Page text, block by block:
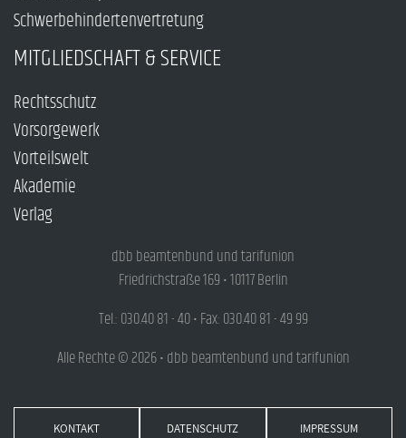
Schwerbehindertenvertretung
MITGLIEDSCHAFT & SERVICE
Rechtsschutz
Vorsorgewerk
Vorteilswelt
Akademie
Verlag
dbb beamtenbund und tarifunion
Friedrichstraße 169 • 10117 Berlin
Tel.: 030.40 81 - 40 • Fax: 030.40 81 - 49 99
Alle Rechte © 2026 • dbb beamtenbund und tarifunion
KONTAKT DATENSCHUTZ IMPRESSUM